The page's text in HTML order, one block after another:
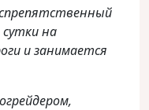
сутки на
и занимается